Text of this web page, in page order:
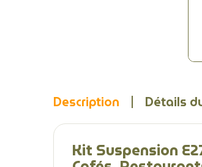
Description Détails
Kit Suspension